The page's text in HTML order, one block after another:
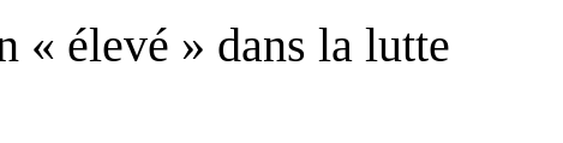
« élevé » dans la lutte